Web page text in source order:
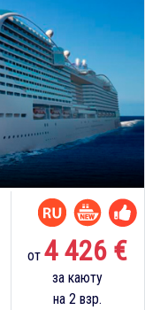
от4 426 €
за каюту
на 2 взр.